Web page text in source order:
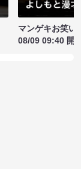
マンゲキお笑い
08/09 09:40 開